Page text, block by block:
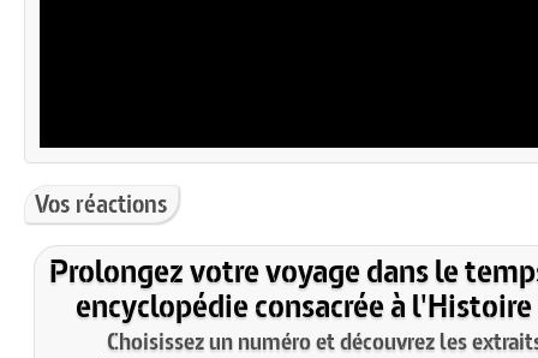
Vos réactions
Prolongez votre voyage dans le
encyclopédie consacrée à l'Histoire
Choisissez un numéro et découvrez les